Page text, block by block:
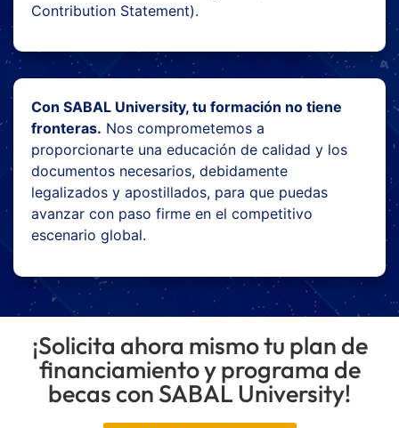
Contribution Statement).
Con SABAL University, tu formación no tiene
fronteras. Nos comprometemos a
proporcionarte una educación de calidad y los
documentos necesarios, debidamente
legalizados y apostillados, para que puedas
avanzar con paso firme en el competitivo
escenario global.
¡Solicita ahora mismo tu plan de
financiamiento y programa de
becas con SABAL University!